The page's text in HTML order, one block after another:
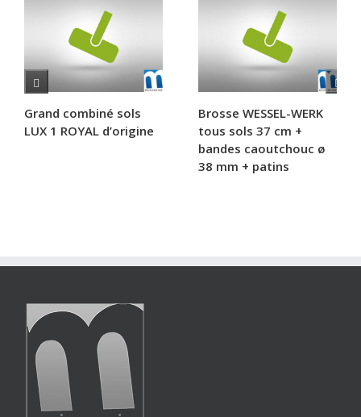
Grand combiné sols
LUX 1 ROYAL d’origine
Brosse WESSEL-WERK
tous sols 37 cm +
bandes caoutchouc ø
38 mm + patins